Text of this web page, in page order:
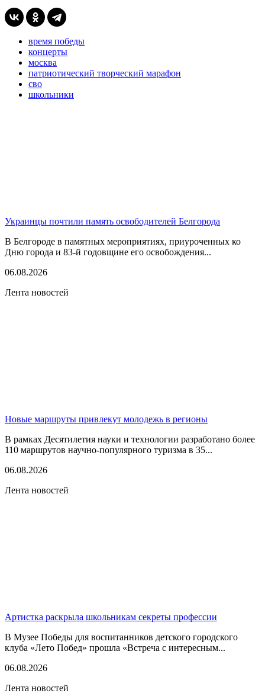
время победы
концерты
москва
патриотический творческий марафон
сво
школьники
Украинцы почтили память освободителей Белгорода
В Белгороде в памятных мероприятиях, приуроченных ко
Дню города и 83-й годовщине его освобождения...
06.08.2026
Лента новостей
Новые маршруты привлекут молодежь в регионы
В рамках Десятилетия науки и технологии разработано более
110 маршрутов научно-популярного туризма в 35...
06.08.2026
Лента новостей
Артистка раскрыла школьникам секреты профессии
В Музее Победы для воспитанников детского городского
клуба «Лето Побед» прошла «Встреча с интересным...
06.08.2026
Лента новостей